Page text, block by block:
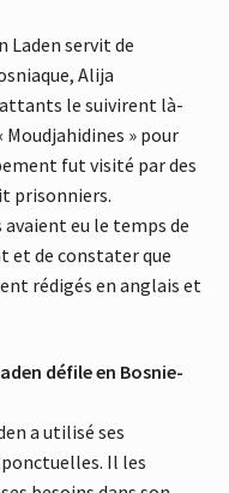
Laden servit de
Alija
le suivirent là-
» pour
fut visité par des
prisonniers.
eu le temps de
et de constater que
rédigés en anglais et
défile en Bosnie-
a utilisé ses
Il les